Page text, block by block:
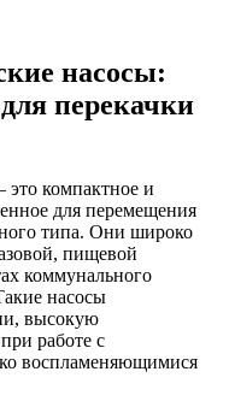
насосы:
перекачки
компактное и
для перемещения
типа. Они широко
пищевой
коммунального
насосы
высокую
работе с
воспламеняющимися